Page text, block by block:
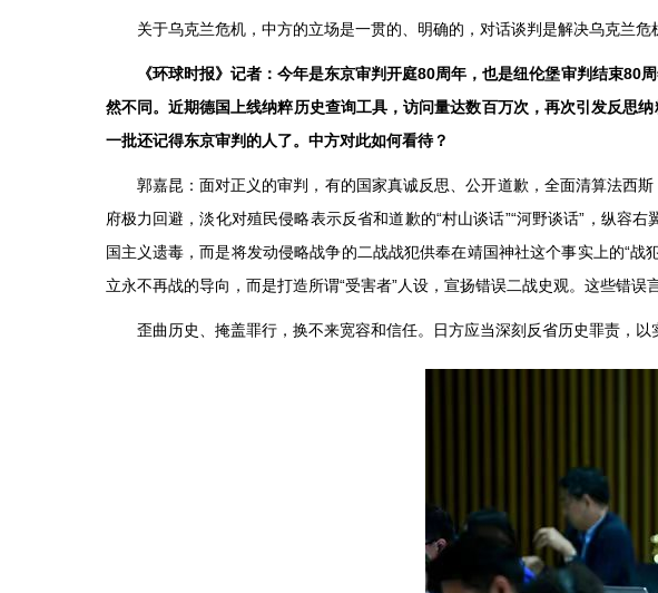
关于乌克兰危机，中方的立场是一贯的、明确的，对话谈判是解决乌克兰危
《环球时报》记者：今年是东京审判开庭80周年，也是纽伦堡审判结束
然不同。近期德国上线纳粹历史查询工具，访问量达数百万次，再次引发反思
一批还记得东京审判的人了。中方对此如何看待？
郭嘉昆：面对正义的审判，有的国家真诚反思、公开道歉，全面清算法西
府极力回避，淡化对殖民侵略表示反省和道歉的“村山谈话”“河野谈话”，纵容
国主义遗毒，而是将发动侵略战争的二战战犯供奉在靖国神社这个事实上的“
立永不再战的导向，而是打造所谓“受害者”人设，宣扬错误二战史观。这些错误
歪曲历史、掩盖罪行，换不来宽容和信任。日方应当深刻反省历史罪责，以